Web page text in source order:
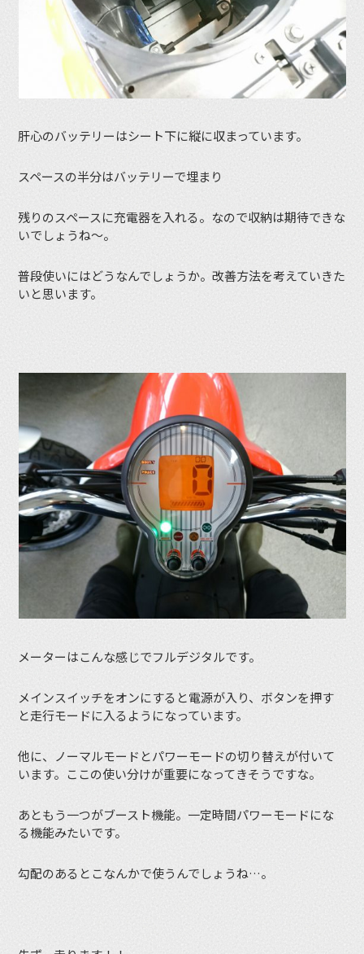
肝心のバッテリーはシート下に縦に収まっています。
スペースの半分はバッテリーで埋まり
残りのスペースに充電器を入れる。なので収納は期待できな
いでしょうね～。
普段使いにはどうなんでしょうか。改善方法を考えていきた
いと思います。
メーターはこんな感じでフルデジタルです。
メインスイッチをオンにすると電源が入り、ボタンを押す
と走行モードに入るようになっています。
他に、ノーマルモードとパワーモードの切り替えが付いて
います。ここの使い分けが重要になってきそうですな。
あともう一つがブースト機能。一定時間パワーモードにな
る機能みたいです。
勾配のあるとこなんかで使うんでしょうね…。